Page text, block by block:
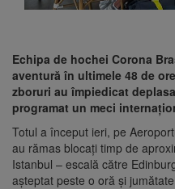
Echipa de hochei Corona
aventură în ultimele 48 de
zboruri au împiedicat
programat un meci
Totul a început ieri, pe
au rămas blocați timp de
Istanbul – escală către
așteptat peste o oră și